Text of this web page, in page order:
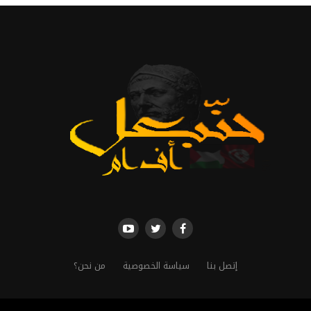
إتصل بنا سياسة الخصوصية من نحن؟